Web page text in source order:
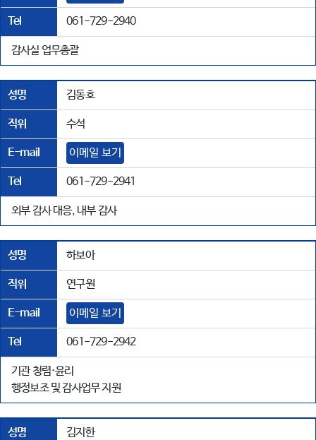
Tel 061-729-2940
감사실 업무총괄
성명 김동호
직위 수석
E-mail 이메일 보기
Tel 061-729-2941
외부 감사 대응, 내부 감사
성명 하보아
직위 연구원
E-mail 이메일 보기
Tel 061-729-2942
기관 청렴·윤리
행정보조 및 감사업무 지원
성명 김지한